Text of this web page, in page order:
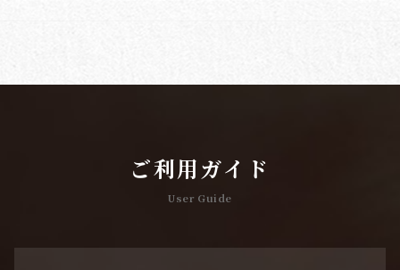
ご利用ガイド
User Guide